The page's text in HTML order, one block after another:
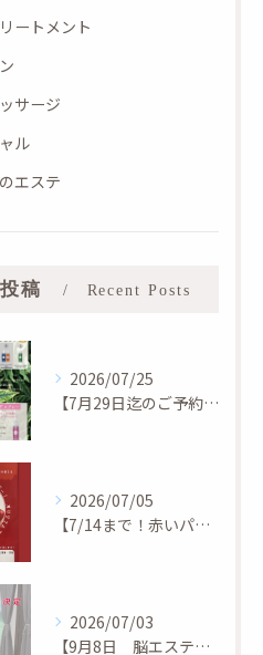
ートメント
サージ
ル
エステ
稿 Recent Posts
2026/07/25
【7月29日迄のご予約の方！追加プレゼント付き】北九州市サロン｜aroma & healing salon ylangylang.
2026/07/05
【7/14まで！赤いパック20%OFF】北九州市サロン｜aroma & healing salon ylangylang.
2026/07/03
【9月8日 脳エステ認定会】北九州市サロン｜aroma & healing salon ylangylang.